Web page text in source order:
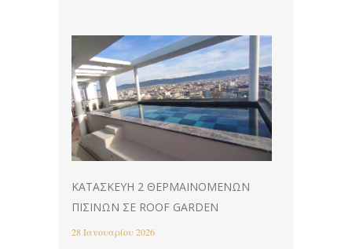
ΚΑΤΑΣΚΕΥΉ 2 ΘΕΡΜΑΙΝΌΜΕΝΩΝ
ΠΙΣΊΝΩΝ ΣΕ ROOF GARDEN
28 Ιανουαρίου 2026